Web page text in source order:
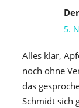
5.
Alles klar,
noch ohne
das
Schmidt sich